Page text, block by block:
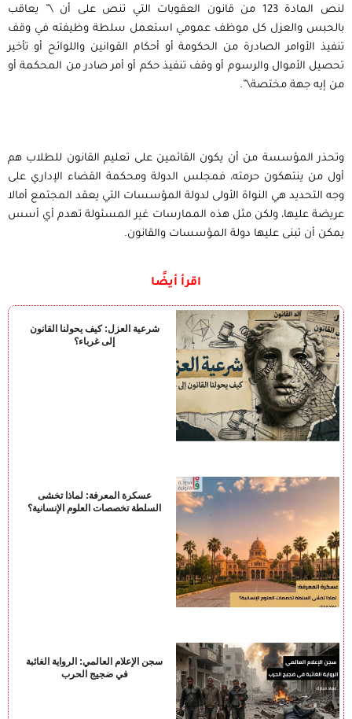
لنص المادة 123 من قانون العقوبات التي تنص على أن \” يعاقب
بالحبس والعزل كل موظف عمومي استعمل سلطة وظيفته في وقف
تنفيذ الأوامر الصادرة من الحكومة أو أحكام القوانين واللوائح أو تأخير
تحصيل الأموال والرسوم أو وقف تنفيذ حكم أو أمر صادر من المحكمة أو
من إيه جهة مختصة\”.
وتحذر المؤسسة من أن يكون القائمين على تعليم القانون للطلاب هم
أول من ينتهكون حرمته، فمجلس الدولة ومحكمة القضاء الإداري على
وجه التحديد هي النواة الأولى لدولة المؤسسات التي يعقد المجتمع أمالا
عريضة عليها، ولكن مثل هذه الممارسات غير المسئولة تهدم أي أسس
يمكن أن تبنى عليها دولة المؤسسات والقانون.
اقرأ أيضًا
شرعية العزل: كيف يحولنا القانون
إلى غرباء؟
عسكرة المعرفة: لماذا تخشى
السلطة تخصصات العلوم الإنسانية؟
سجن الإعلام العالمي: الرواية الغائبة
في ضجيج الحرب